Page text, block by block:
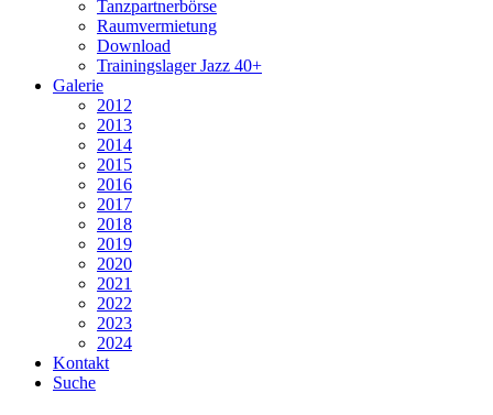
Tanzpartnerbörse
Raumvermietung
Download
Trainingslager Jazz 40+
Galerie
2012
2013
2014
2015
2016
2017
2018
2019
2020
2021
2022
2023
2024
Kontakt
Suche